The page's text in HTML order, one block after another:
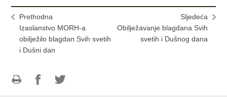
Prethodna
Izaslanstvo MORH-a
obilježilo blagdan Svih svetih
i Dušni dan
Sljedeća
Obilježavanje blagdana Svih
svetih i Dušnog dana